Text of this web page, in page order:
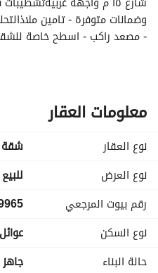
ماستر - غرفة نوم بدورة مياة خارجية
الاسعار :٥٤٠ الف الشقق الارضية٥٠٠ الف الشقق العلوية
معلومات العقار
نوع العقار
شقة
نوع العرض
للبيع
رقم بيوت المرجعي
نوع السكن
عوائل
حالة البناء
جاهز